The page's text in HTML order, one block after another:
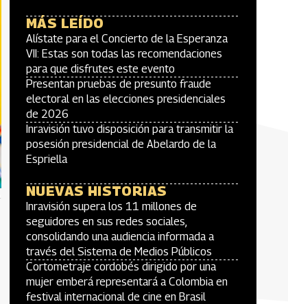
MÁS LEÍDO
Alístate para el Concierto de la Esperanza
VII: Estas son todas las recomendaciones
para que disfrutes este evento
Presentan pruebas de presunto fraude
electoral en las elecciones presidenciales
de 2026
Inravisión tuvo disposición para transmitir la
posesión presidencial de Abelardo de la
Espriella
NUEVAS HISTORIAS
Inravisión supera los 11 millones de
seguidores en sus redes sociales,
consolidando una audiencia informada a
través del Sistema de Medios Públicos
Cortometraje cordobés dirigido por una
mujer emberá representará a Colombia en
festival internacional de cine en Brasil